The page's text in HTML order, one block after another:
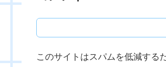
このサイトはスパムを低減する